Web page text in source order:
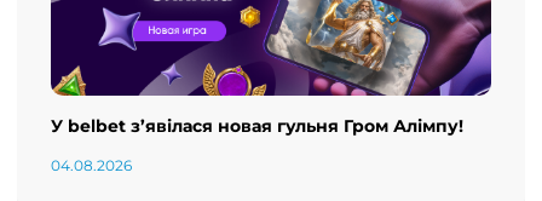
У belbet з’явілася новая гульня Гром Алімпу!
04.08.2026